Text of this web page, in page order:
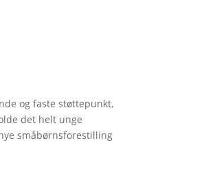
og faste støttepunkt,
det helt unge
småbørnsforestilling